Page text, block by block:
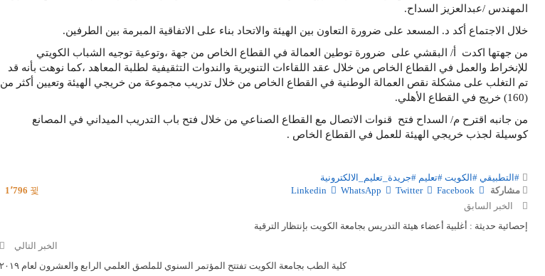
المهندس /عبدالعزيز السداح.
خلال الاجتماع أكد د. المسعد على ضرورة التعاون بين الهيئة والاتحاد بناء على الاتفاقية المبرمة بين الطرفين.
من جهتها اكدت أ/ البقشي على ضرورة توطين العمالة في القطاع الخاص من جهة ،وتوعية توجيه الشباب الكويتي
للإنخراط والعمل في القطاع الخاص من خلال عقد اللقاءات التنويرية والندوات التثقيفية لطلبة المعاهد ،كما نوهت بأنه قد
تم التغلب على مشكلة نقص العمالة الوطنية في القطاع الخاص من خلال تدريب مجموعة من خريجي الهيئة وتعيين أكثر من
(160) خريج في القطاع الأهلي.
من جانبه اقترح م/ السداح فتح قنوات الاتصال مع القطاع الصناعي من خلال فتح باب التدريب الميداني في المصانع
كوسيلة لجذب خريجي الهيئة للعمل في القطاع الخاص .
#التطبيقي #الكويت #تعليم #جريدة_تعليم_الالكترونية
1٬796
مشاركة Facebook
Twitter
WhatsApp
Linkedin
الخبر السابق
إحصائية حديثة : أغلبية أعضاء هيئة التدريس بجامعة الكويت بإنتظار الترقية
الخبر التالي
كلية الطب بجامعة الكويت تفتتح المؤتمر السنوي للملصق العلمي الرابع والعشرون لعام ٢٠١٩